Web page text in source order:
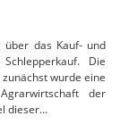
über das Kauf- und
Die
wurde eine
der
dieser…